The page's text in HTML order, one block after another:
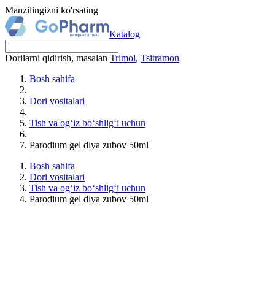
Manzilingizni ko'rsating
Katalog
Dorilarni qidirish, masalan Trimol, Tsitramon
Bosh sahifa
Dori vositalari
Tish va og‘iz bo‘shlig‘i uchun
Parodium gel dlya zubov 50ml
Bosh sahifa
Dori vositalari
Tish va og‘iz bo‘shlig‘i uchun
Parodium gel dlya zubov 50ml